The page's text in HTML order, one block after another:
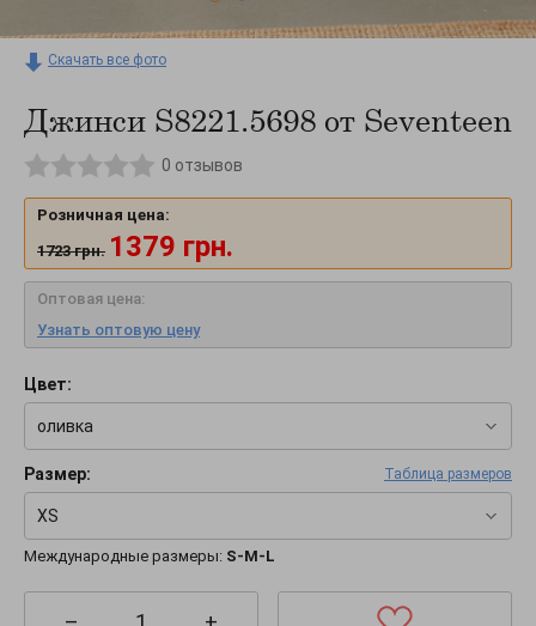
Скачать все фото
Джинси S8221.5698 от Seventeen
0 отзывов
Розничная цена:
1723 грн. 1379 грн.
Оптовая цена:
Узнать оптовую цену
Цвет:
оливка
Размер: Таблица размеров
XS
Международные размеры: S-M-L